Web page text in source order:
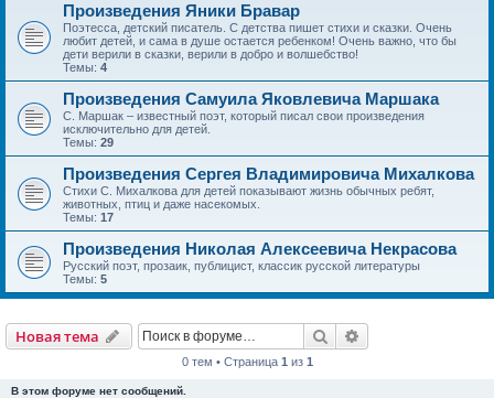
Произведения Яники Бравар
Поэтесса, детский писатель. С детства пишет стихи и сказки. Очень
любит детей, и сама в душе остается ребенком! Очень важно, что бы
дети верили в сказки, верили в добро и волшебство!
Темы: 4
Произведения Самуила Яковлевича Маршака
С. Маршак – известный поэт, который писал свои произведения
исключительно для детей.
Темы: 29
Произведения Сергея Владимировича Михалкова
Стихи С. Михалкова для детей показывают жизнь обычных ребят,
животных, птиц и даже насекомых.
Темы: 17
Произведения Николая Алексеевича Некрасова
Русский поэт, прозаик, публицист, классик русской литературы
Темы: 5
Новая тема Поиск
0 тем • Страница 1 из 1
В этом форуме нет сообщений.